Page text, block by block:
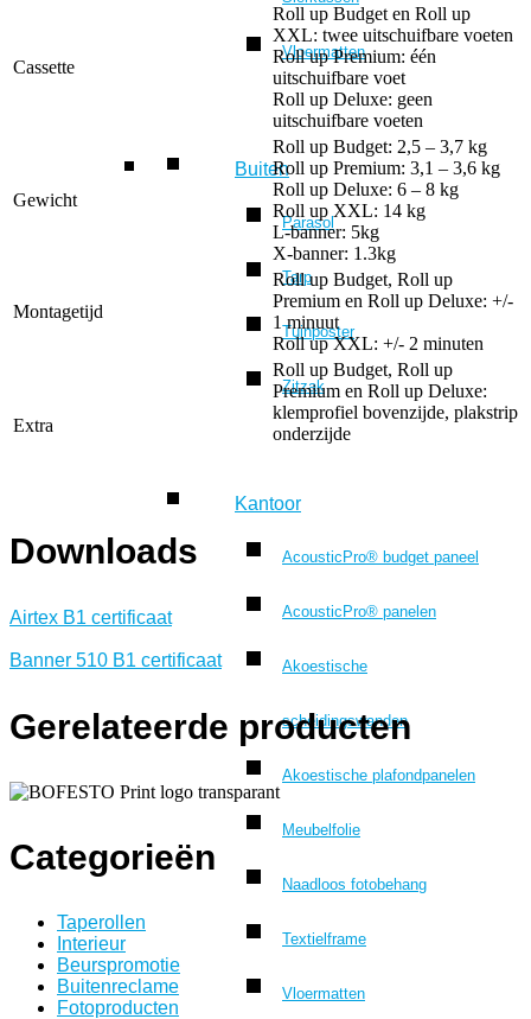
Vloermatten
Buiten
Parasol
Tarp
Tuinposter
Zitzak
Kantoor
AcousticPro® budget paneel
AcousticPro® panelen
Akoestische
scheidingswanden
Akoestische plafondpanelen
Meubelfolie
Naadloos fotobehang
Textielframe
Vloermatten
Cassette
Roll up Budget en Roll up
XXL: twee uitschuifbare voeten
Roll up Premium: één
uitschuifbare voet
Roll up Deluxe: geen
uitschuifbare voeten
Gewicht
Roll up Budget: 2,5 – 3,7 kg
Roll up Premium: 3,1 – 3,6 kg
Roll up Deluxe: 6 – 8 kg
Roll up XXL: 14 kg
L-banner: 5kg
X-banner: 1.3kg
Montagetijd
Roll up Budget, Roll up
Premium en Roll up Deluxe: +/-
1 minuut
Roll up XXL: +/- 2 minuten
Extra
Roll up Budget, Roll up
Premium en Roll up Deluxe:
klemprofiel bovenzijde, plakstrip
onderzijde
Downloads
Airtex B1 certificaat
Banner 510 B1 certificaat
Gerelateerde producten
Categorieën
Taperollen
Interieur
Beurspromotie
Buitenreclame
Fotoproducten